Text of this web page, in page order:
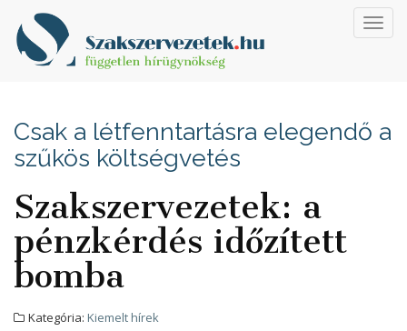
Csak a létfenntartásra elegendő a
szűkös költségvetés
Szakszervezetek: a
pénzkérdés időzített
bomba
Kategória: Kiemelt hírek